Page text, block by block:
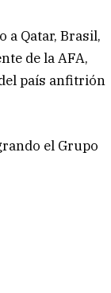
a Qatar, Brasil,
de la AFA,
país anfitrión
el Grupo